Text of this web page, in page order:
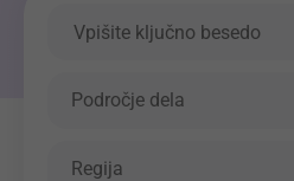
Področje dela
Regija